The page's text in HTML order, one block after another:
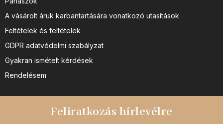
A vásárolt áruk karbantartására vonatkozó utasítások
Feltételek és feltételek
GDPR adatvédelmi szabályzat
Gyakran ismételt kérdések
Rendelésem
Feliratkozás hírlevélre